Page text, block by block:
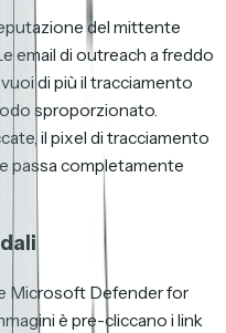
del mittente
email di outreach a freddo
di più il tracciamento
sproporzionato.
il pixel di tracciamento
passa completamente
Microsoft Defender for
è pre-cliccano i link